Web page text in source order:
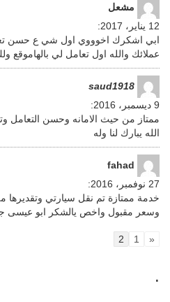
مشعل
12 يناير، 2017
:
ابي اشكرك اخوووي اول شي ع حسن
عملائك والله اول تعامل لي
saud1918
9 ديسمبر، 2016
:
ممتاز من حيث الامانه وحسن التعامل
الله يبارك لنا وله
fahad
27 نوفمبر، 2016
:
خدمة ممتازة تم نقل سيارتي
وسعر مقبول واخص يالشكر ابو عيسى
«
1
2
.